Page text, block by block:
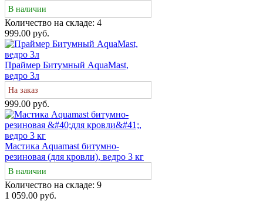
В наличии
Количество на складе: 4
999.00 руб.
Праймер Битумный AquaMast,
ведро 3л
На заказ
999.00 руб.
Мастика Aquamast битумно-
резиновая (для кровли), ведро 3 кг
В наличии
Количество на складе: 9
1 059.00 руб.